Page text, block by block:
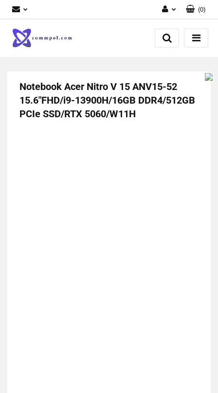
Zaloguj się
Zarejestruj się
(0)
Notebook Acer Nitro V 15 ANV15-52
15.6"FHD/i9-13900H/16GB DDR4/512GB
PCIe SSD/RTX 5060/W11H